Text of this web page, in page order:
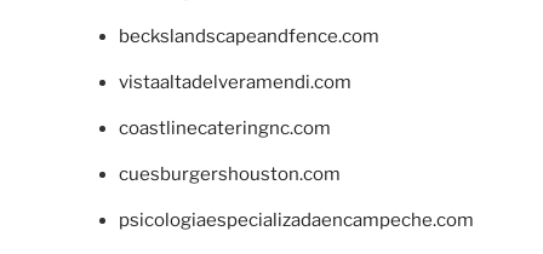
beckslandscapeandfence.com
vistaaltadelveramendi.com
coastlinecateringnc.com
cuesburgershouston.com
psicologiaespecializadaencampeche.com